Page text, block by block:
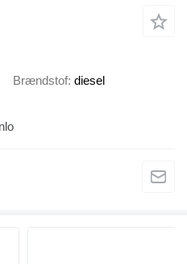
Brændstof diesel